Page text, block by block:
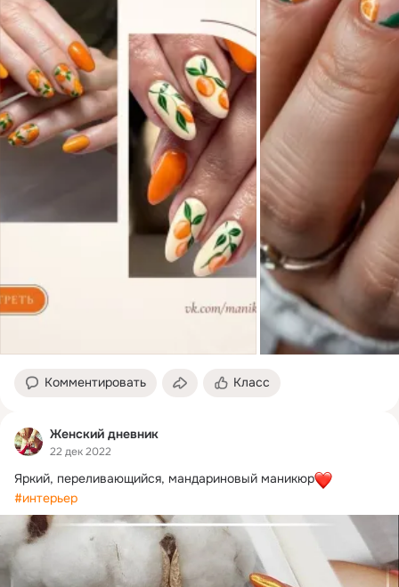
Комментировать Класс
Женский дневник
22 дек 2022
Яркий, переливающийся, мандариновый маникюр
#интерьер